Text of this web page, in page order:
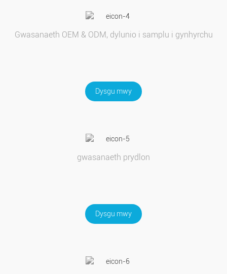
Gwasanaeth OEM & ODM, dylunio i samplu i gynhyrchu
Dysgu mwy
gwasanaeth prydlon
Dysgu mwy